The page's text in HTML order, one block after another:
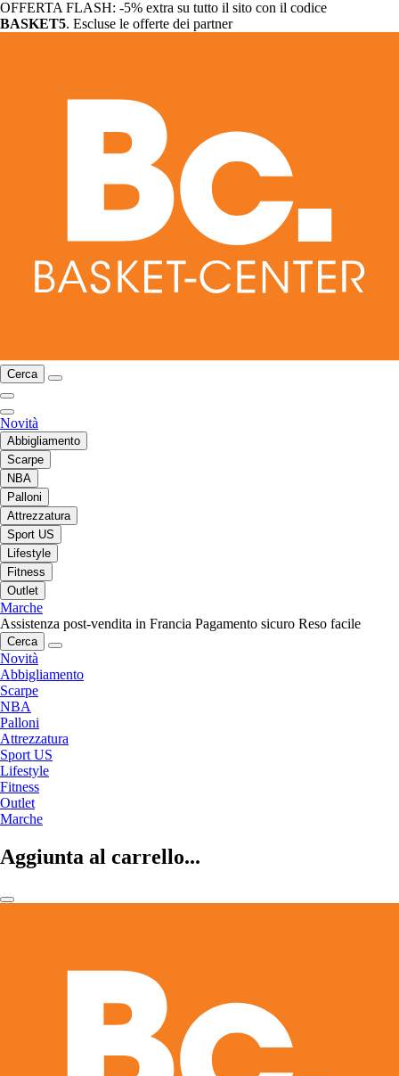
OFFERTA FLASH: -5% extra su tutto il sito con il codice
BASKET5. Escluse le offerte dei partner
Cerca
Novità
Abbigliamento
Scarpe
NBA
Palloni
Attrezzatura
Sport US
Lifestyle
Fitness
Outlet
Marche
Assistenza post-vendita in Francia Pagamento sicuro Reso facile
Cerca
Novità
Abbigliamento
Scarpe
NBA
Palloni
Attrezzatura
Sport US
Lifestyle
Fitness
Outlet
Marche
Aggiunta al carrello...